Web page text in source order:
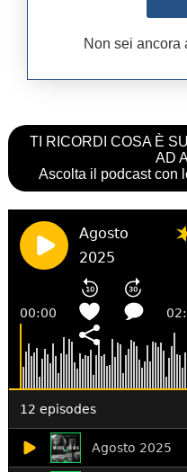
Non sei ancora
TI RICORDI COSA È
AD
Ascolta il podcast con